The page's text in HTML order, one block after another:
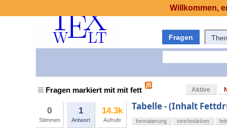
Fragen
Fragen markiert mit mit fett Aktive
0
Stimmen
1
Antwort
14.3k
Aufrufe
Tabelle - (Inhalt
formatierung strichstärken fett
Willkommen,